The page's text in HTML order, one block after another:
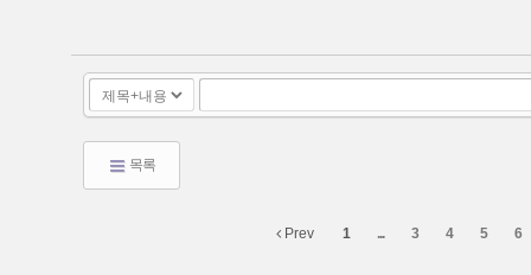
목록
Prev 1 ... 3 4 5 6